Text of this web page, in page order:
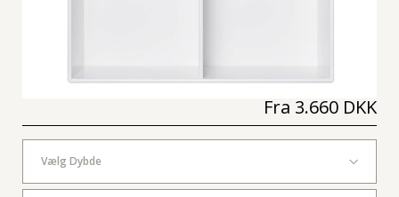
Fra 3.660 DKK
Vælg Dybde